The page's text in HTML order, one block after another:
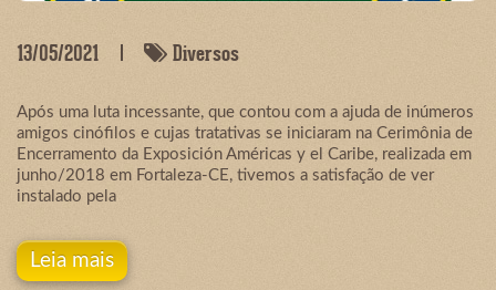
13/05/2021 Diversos
Após uma luta incessante, que contou com a ajuda de inúmeros
amigos cinófilos e cujas tratativas se iniciaram na Cerimônia de
Encerramento da Exposición Américas y el Caribe, realizada em
junho/2018 em Fortaleza-CE, tivemos a satisfação de ver
instalado pela
Leia mais